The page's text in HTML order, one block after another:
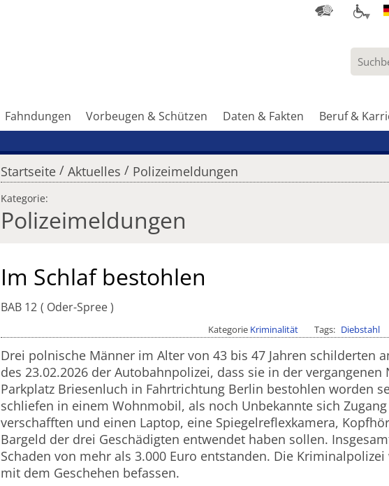
Fahndungen Vorbeugen & Schützen Daten & Fakten Beruf &
Startseite / Aktuelles / Polizeimeldungen
Kategorie:
Polizeimeldungen
Im Schlaf bestohlen
BAB 12 Oder-Spree
Kategorie Kriminalität Tags Diebstahl
Drei polnische Männer im Alter von 43 bis 47 Jahren schilderten
des 23.02.2026 der Autobahnpolizei, dass sie in der vergangenen
Parkplatz Briesenluch in Fahrtrichtung Berlin bestohlen worden
schliefen in einem Wohnmobil, als noch Unbekannte sich
verschafften und einen Laptop, eine Spiegelreflexkamera,
Bargeld der drei Geschädigten entwendet haben sollen.
Schaden von mehr als 3.000 Euro entstanden. Die
mit dem Geschehen befassen.